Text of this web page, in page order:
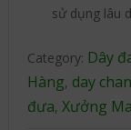
sử dụng lâu
Category: Dây
Hàng, day
đưa, Xưởng